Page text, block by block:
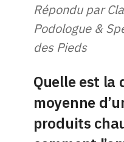
Répondu par
Podologue &
des Pieds
Quelle est la
moyenne
produits